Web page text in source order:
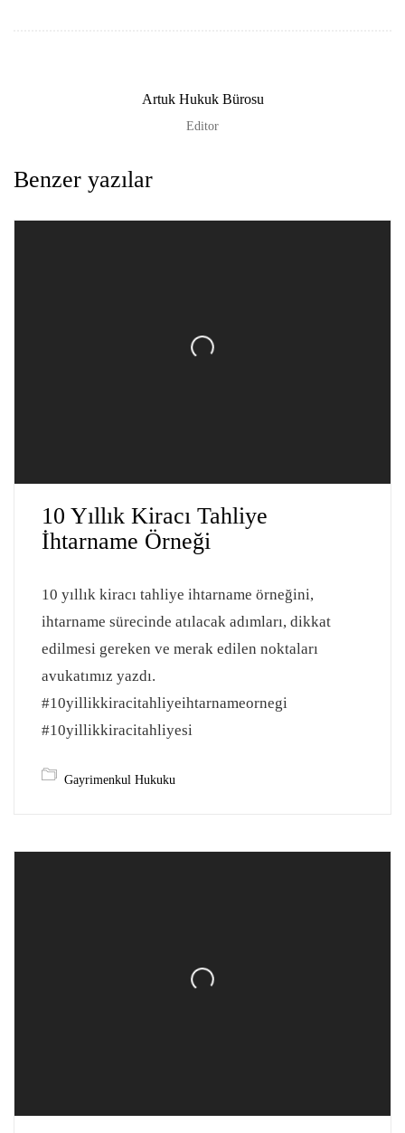
Artuk Hukuk Bürosu
Editor
Benzer yazılar
10 Yıllık Kiracı Tahliye
İhtarname Örneği
10 yıllık kiracı tahliye ihtarname örneğini,
ihtarname sürecinde atılacak adımları, dikkat
edilmesi gereken ve merak edilen noktaları
avukatımız yazdı.
#10yillikkiracitahliyeihtarnameornegi
#10yillikkiracitahliyesi
Gayrimenkul Hukuku